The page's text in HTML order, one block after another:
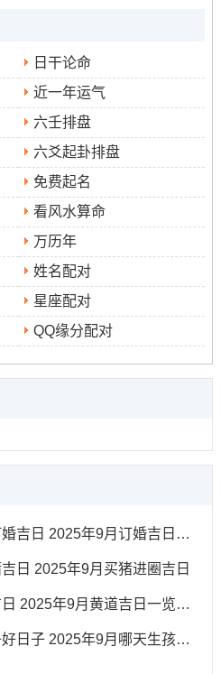
、会友、出行、修造、动土、
开业
岁破方位：东
日）
会、装修新房
仪式
交易
色烛台）
（建议在此区间完成核心仪
期三
日干论命
近一年运气
六壬排盘
六爻起卦排盘
免费起名
看风水算命
万历年
姓名配对
星座配对
QQ缘分配对
日 2025年9月订婚吉日有哪几天
日 2025年9月买猪进圈吉日
年9月黄道吉日一览表大全
子 2025年9月哪天生孩子比较好